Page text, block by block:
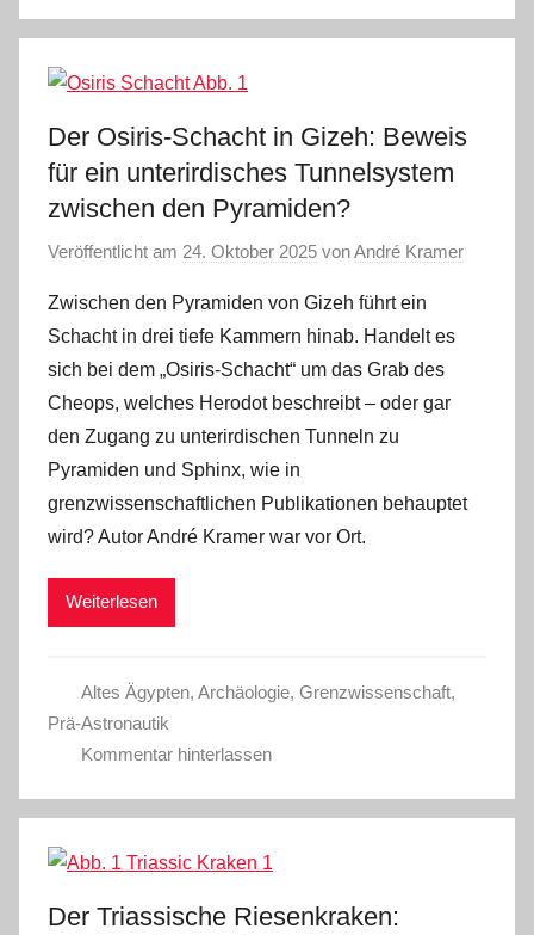
Der Osiris-Schacht in Gizeh: Beweis
für ein unterirdisches Tunnelsystem
zwischen den Pyramiden?
Veröffentlicht am 24. Oktober 2025 vonAndré Kramer
Zwischen den Pyramiden von Gizeh führt ein
Schacht in drei tiefe Kammern hinab. Handelt es
sich bei dem „Osiris-Schacht“ um das Grab des
Cheops, welches Herodot beschreibt – oder gar
den Zugang zu unterirdischen Tunneln zu
Pyramiden und Sphinx, wie in
grenzwissenschaftlichen Publikationen behauptet
wird? Autor André Kramer war vor Ort.
Weiterlesen
Altes Ägypten, Archäologie, Grenzwissenschaft,
Prä-Astronautik
Kommentar hinterlassen
Der Triassische Riesenkraken: